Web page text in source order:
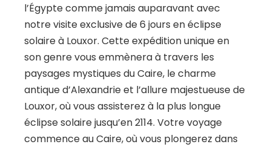
l’Égypte comme jamais auparavant avec
notre visite exclusive de 6 jours en éclipse
solaire à Louxor. Cette expédition unique en
son genre vous emmènera à travers les
paysages mystiques du Caire, le charme
antique d’Alexandrie et l’allure majestueuse de
Louxor, où vous assisterez à la plus longue
éclipse solaire jusqu’en 2114. Votre voyage
commence au Caire, où vous plongerez dans